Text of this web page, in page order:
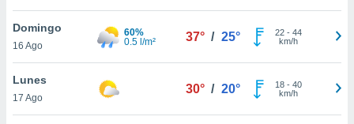
cookies
aceptar
En
Domingo
16 Ago
60%
0.5 l/m²
37° / 25° 22- 44
km/h
Lunes
17 Ago
30° / 20° 18- 40
km/h